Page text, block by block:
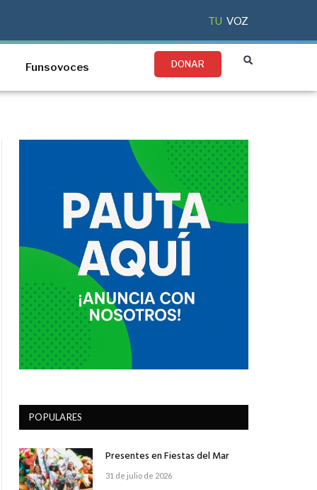
TU VOZ
Funsovoces DONAR
POPULARES
Presentes en Fiestas del Mar
31 de julio de 2026